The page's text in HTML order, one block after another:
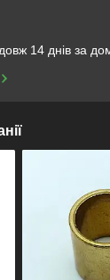
14 днів за